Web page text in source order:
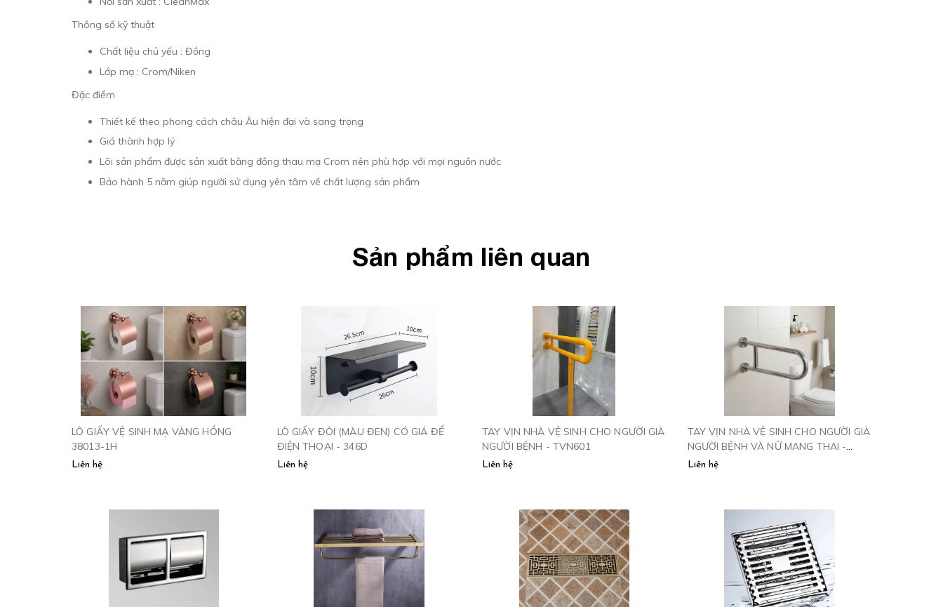
Thông số kỹ thuật
Chất liệu chủ yếu : Đồng
Lớp mạ : Crom/Niken
Đặc điểm
Thiết kế theo phong cách châu Âu hiện đại và sang trọng
Giá thành hợp lý
Lõi sản phẩm được sản xuất bằng đồng thau mạ Crom nên phù hợp với mọi nguồn nước
Bảo hành 5 năm giúp người sử dụng yên tâm về chất lượng sản phẩm
Sản phẩm liên quan
LÔ GIẤY VỆ SINH MẠ VÀNG HỒNG
38013-1H
Liên hệ
LÔ GIẤY ĐÔI (MÀU ĐEN) CÓ GIÁ ĐỂ
ĐIỆN THOẠI - 346D
Liên hệ
TAY VỊN NHÀ VỆ SINH CHO NGƯỜI GIÀ
NGƯỜI BỆNH - TVN601
Liên hệ
TAY VỊN NHÀ VỆ SINH CHO NGƯỜI GIÀ
NGƯỜI BỆNH VÀ NỮ MANG THAI -
TV600
Liên hệ